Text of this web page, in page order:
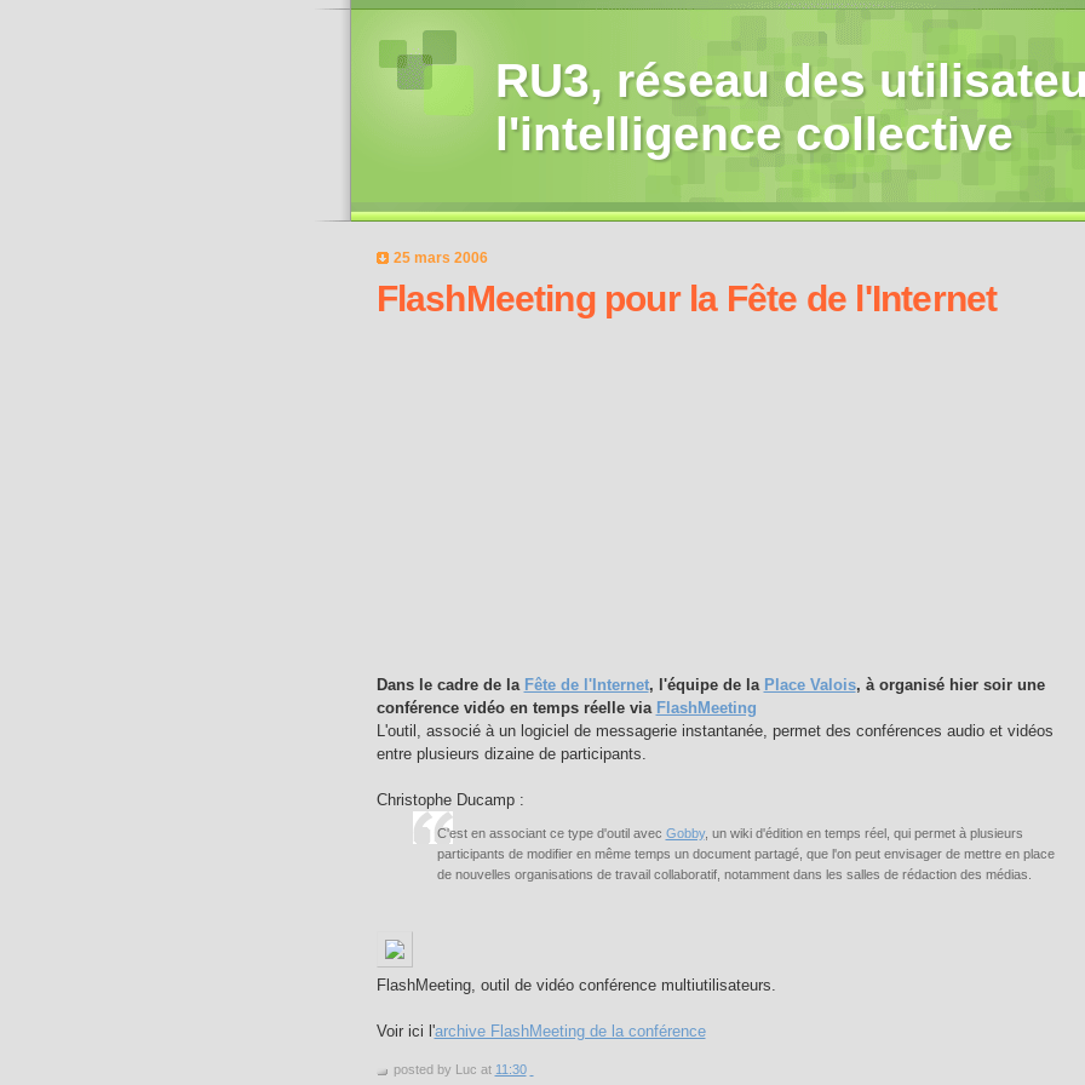
RU3, réseau des
l'intelligence collective
25 mars 2006
FlashMeeting pour la Fête de l'Internet
Dans le cadre de la Fête de l'Internet, l'équipe de la Place Valois, à organisé hier soir une
conférence vidéo en temps réelle via FlashMeeting
L'outil, associé à un logiciel de messagerie instantanée, permet des conférences audio et vidéos
entre plusieurs dizaine de participants.
Christophe Ducamp :
C'est en associant ce type d'outil avec Gobby, un wiki d'édition en temps réel, qui permet à plusieurs
participants de modifier en même temps un document partagé, que l'on peut envisager de mettre en place
de nouvelles organisations de travail collaboratif, notamment dans les salles de rédaction des médias.
FlashMeeting, outil de vidéo conférence multiutilisateurs.
Voir ici l'archive FlashMeeting de la conférence
posted by Luc at 11:30